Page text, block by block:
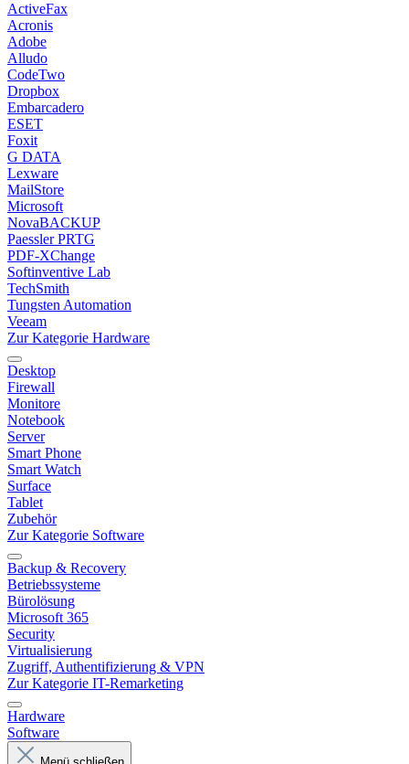
ActiveFax
Acronis
Adobe
Alludo
CodeTwo
Dropbox
Embarcadero
ESET
Foxit
G DATA
Lexware
MailStore
Microsoft
NovaBACKUP
Paessler PRTG
PDF-XChange
Softinventive Lab
TechSmith
Tungsten Automation
Veeam
Zur Kategorie Hardware
Desktop
Firewall
Monitore
Notebook
Server
Smart Phone
Smart Watch
Surface
Tablet
Zubehör
Zur Kategorie Software
Backup & Recovery
Betriebssysteme
Bürolösung
Microsoft 365
Security
Virtualisierung
Zugriff, Authentifizierung & VPN
Zur Kategorie IT-Remarketing
Hardware
Software